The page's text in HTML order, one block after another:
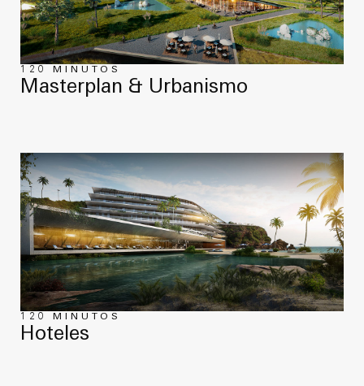
120 MINUTOS
Masterplan & Urbanismo
120 MINUTOS
Hoteles